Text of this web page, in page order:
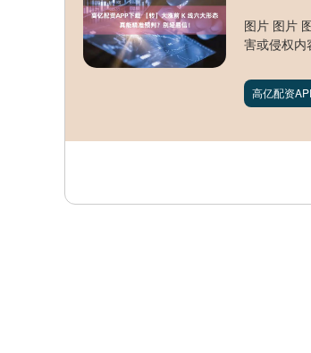
图片 图片
害或侵权内
高亿配资